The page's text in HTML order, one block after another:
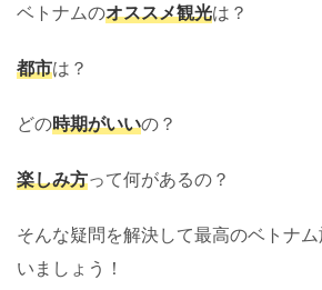
ベトナムのオススメ観光は？
都市は？
どの時期がいいの？
楽しみ方って何があるの？
そんな疑問を解決して最高のベトナ
いましょう！